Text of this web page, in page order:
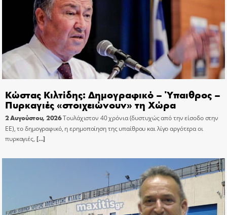
Κώστας Κιλτίδης: Δημογραφικό – Ύπαιθρος –
Πυρκαγιές «στοιχειώνουν» τη Χώρα
2 Αυγούστου, 2026Τουλάχιστον 40 χρόνια (δυστυχώς από την είσοδο στην
ΕΕ), το δημογραφικό, η ερημοποίηση της υπαίθρου και λίγο αργότερα οι
πυρκαγιές, […]